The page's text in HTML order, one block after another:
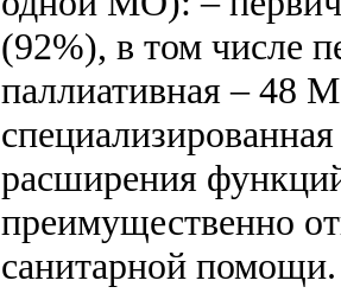
(92%), в том числе
паллиативная – 48
расширения
преимущественно
санитарной помощи.